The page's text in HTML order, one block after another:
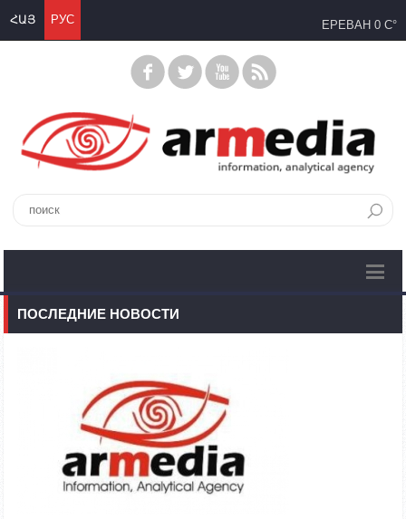
ՀԱՅ РУС ЕРЕВАН 0 C°
ПОСЛЕДНИЕ НОВОСТИ